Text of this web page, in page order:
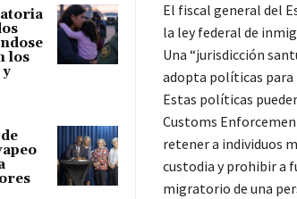
los
y
El fiscal general del
la ley federal de
Una “jurisdicción
adopta políticas para
Estas políticas
Customs
retener a individuos
custodia y prohibir a
migratorio de una